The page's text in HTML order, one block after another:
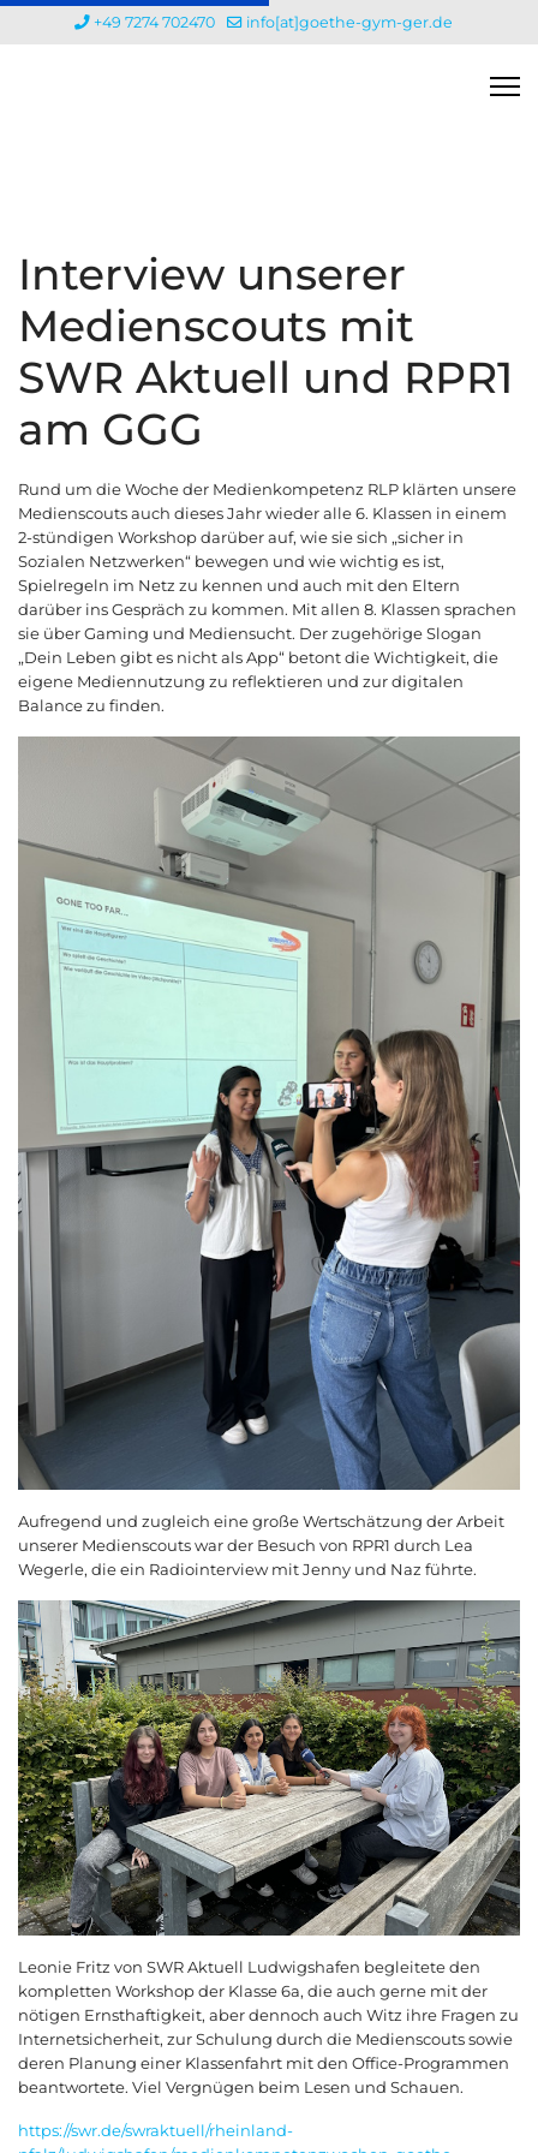
+49 7274 702470 info[at]goethe-gym-ger.de
Interview unserer
Medienscouts mit
SWR Aktuell und RPR1
am GGG
Rund um die Woche der Medienkompetenz RLP klärten unsere
Medienscouts auch dieses Jahr wieder alle 6. Klassen in einem
2-stündigen Workshop darüber auf, wie sie sich „sicher in
Sozialen Netzwerken“ bewegen und wie wichtig es ist,
Spielregeln im Netz zu kennen und auch mit den Eltern
darüber ins Gespräch zu kommen. Mit allen 8. Klassen sprachen
sie über Gaming und Mediensucht. Der zugehörige Slogan
„Dein Leben gibt es nicht als App“ betont die Wichtigkeit, die
eigene Mediennutzung zu reflektieren und zur digitalen
Balance zu finden.
Aufregend und zugleich eine große Wertschätzung der Arbeit
unserer Medienscouts war der Besuch von RPR1 durch Lea
Wegerle, die ein Radiointerview mit Jenny und Naz führte.
Leonie Fritz von SWR Aktuell Ludwigshafen begleitete den
kompletten Workshop der Klasse 6a, die auch gerne mit der
nötigen Ernsthaftigkeit, aber dennoch auch Witz ihre Fragen zu
Internetsicherheit, zur Schulung durch die Medienscouts sowie
deren Planung einer Klassenfahrt mit den Office-Programmen
beantwortete. Viel Vergnügen beim Lesen und Schauen.
https://swr.de/swraktuell/rheinland-